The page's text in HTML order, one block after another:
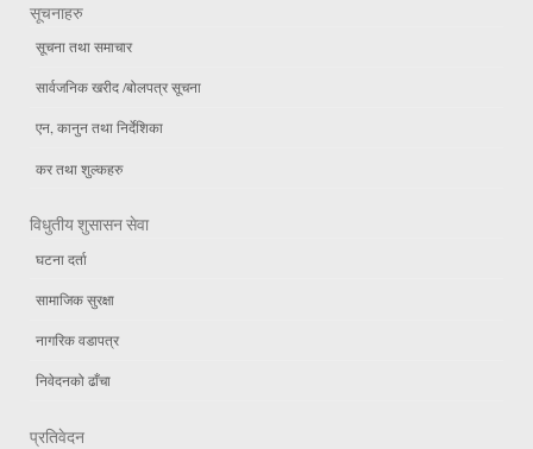
सूचनाहरु
सूचना तथा समाचार
सार्वजनिक खरीद /बोलपत्र सूचना
एन, कानुन तथा निर्देशिका
कर तथा शुल्कहरु
विधुतीय शुसासन सेवा
घटना दर्ता
सामाजिक सुरक्षा
नागरिक वडापत्र
निवेदनको ढाँचा
प्रतिवेदन